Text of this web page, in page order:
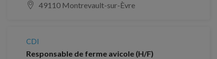
49110 Montrevault-sur-Èvre
CDI
Responsable de ferme avicole (H/F)